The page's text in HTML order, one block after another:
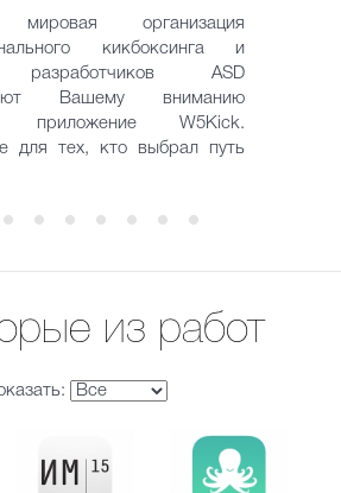
организация
кикбоксинга и
разработчиков ASD
Вашему вниманию
приложение W5Kick.
для тех, кто выбрал путь
из работ